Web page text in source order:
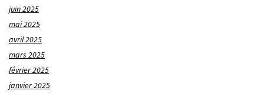
juin 2025
mai 2025
avril 2025
mars 2025
février 2025
janvier 2025